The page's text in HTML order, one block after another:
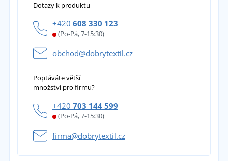
Dotazy k produktu
+420 608 330 123
(Po-Pá, 7-15:30)
obchod@dobrytextil.cz
Poptáváte větší
množství pro firmu?
+420 703 144 599
(Po-Pá, 7-15:30)
firma@dobrytextil.cz